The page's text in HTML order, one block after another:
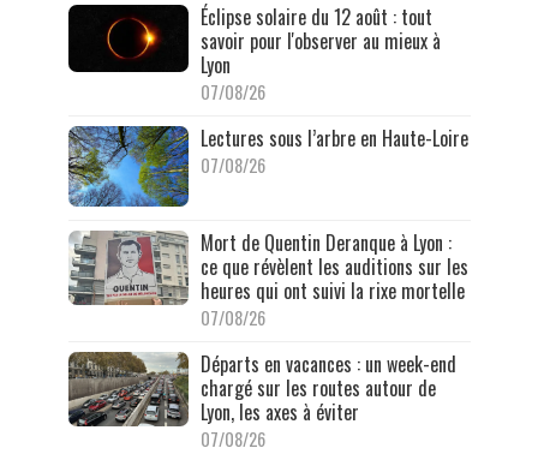
Éclipse solaire du 12 août : tout
savoir pour l'observer au mieux à
Lyon
07/08/26
Lectures sous l’arbre en Haute-Loire
07/08/26
Mort de Quentin Deranque à Lyon :
ce que révèlent les auditions sur les
heures qui ont suivi la rixe mortelle
07/08/26
Départs en vacances : un week-end
chargé sur les routes autour de
Lyon, les axes à éviter
07/08/26